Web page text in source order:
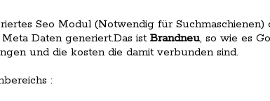
Seo Modul (Notwendig für Suchmaschienen)
Daten generiert.Das ist Brandneu, so wie es
und die kosten die damit verbunden sind.
: